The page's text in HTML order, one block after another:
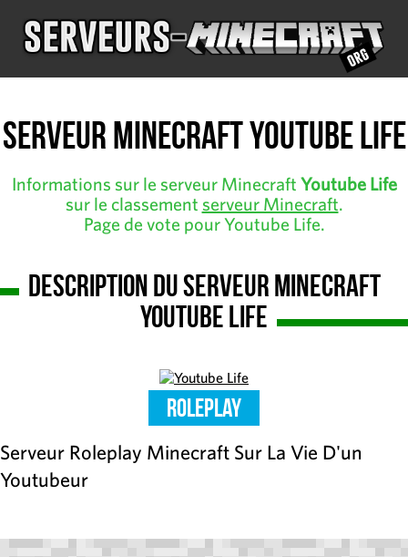
Serveur Minecraft Youtube Life
Informations sur le serveur Minecraft Youtube Life
sur le classement serveur Minecraft.
Page de vote pour Youtube Life.
Description du serveur Minecraft
Youtube Life
RolePlay
Serveur Roleplay Minecraft Sur La Vie D'un
Youtubeur